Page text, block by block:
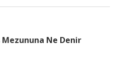
Ne Denir